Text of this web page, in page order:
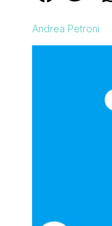
Andrea Petroni